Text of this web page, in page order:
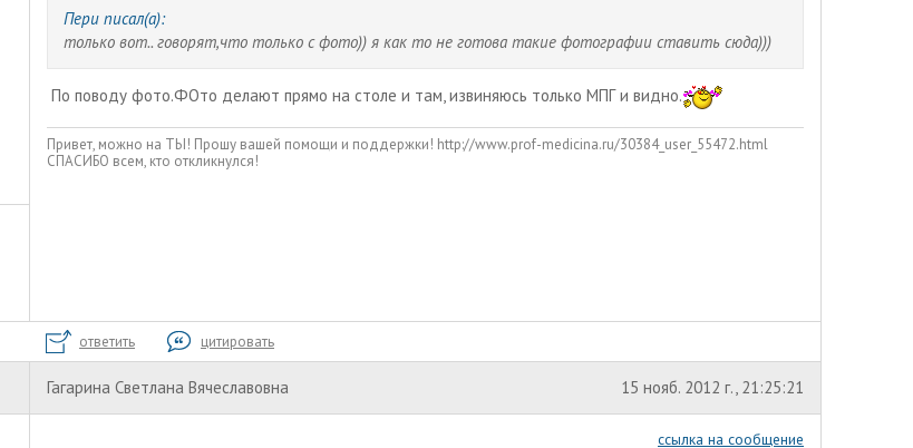
Пери писал(а):
только вот.. говорят,что только с фото)) я как то не готова такие фотографии ставить сюда)))
По поводу фото.ФОто делают прямо на столе и там, извиняюсь только МПГ и видно.
Привет, можно на ТЫ! Прошу вашей помощи и поддержки! http://www.prof-medicina.ru/30384_user_55472.html
СПАСИБО всем, кто откликнулся!
ответить цитировать
Гагарина Светлана Вячеславовна 15 нояб. 2012 г., 21:25:21
ссылка на сообщение